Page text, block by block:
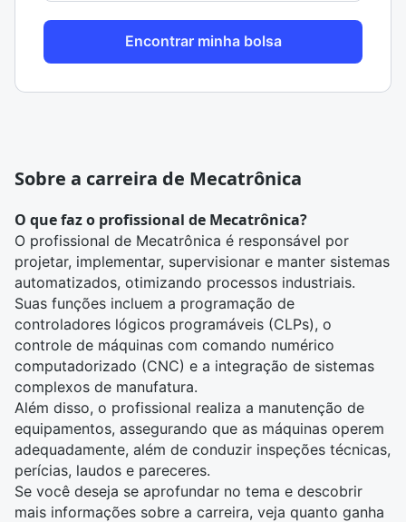
Encontrar minha bolsa
Sobre a carreira de Mecatrônica
O que faz o profissional de Mecatrônica?
O profissional de Mecatrônica é responsável por
projetar, implementar, supervisionar e manter sistemas
automatizados, otimizando processos industriais.
Suas funções incluem a programação de
controladores lógicos programáveis (CLPs), o
controle de máquinas com comando numérico
computadorizado (CNC) e a integração de sistemas
complexos de manufatura.
Além disso, o profissional realiza a manutenção de
equipamentos, assegurando que as máquinas operem
adequadamente, além de conduzir inspeções técnicas,
perícias, laudos e pareceres.
Se você deseja se aprofundar no tema e descobrir
mais informações sobre a carreira, veja quanto ganha